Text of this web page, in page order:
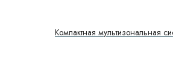
Компактная мультизональная